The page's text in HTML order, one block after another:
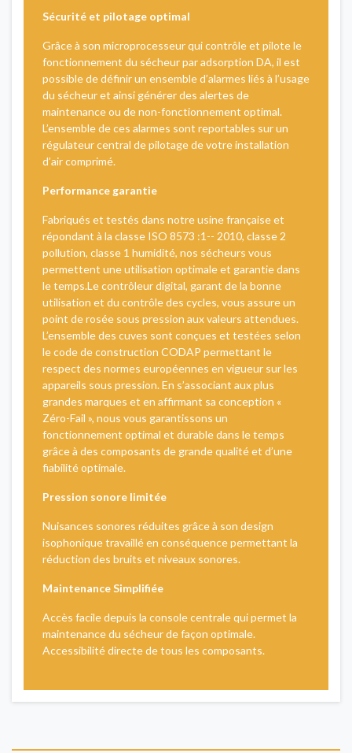
Sécurité et pilotage optimal
Grâce à son microprocesseur qui contrôle et pilote le
fonctionnement du sécheur par adsorption DA, il est
possible de définir un ensemble d’alarmes liés à l’usage
du sécheur et ainsi générer des alertes de
maintenance ou de non-fonctionnement optimal.
L’ensemble de ces alarmes sont reportables sur un
régulateur central de pilotage de votre installation
d’air comprimé.
Performance garantie
Fabriqués et testés dans notre usine française et
répondant à la classe ISO 8573 :1-- 2010, classe 2
pollution, classe 1 humidité, nos sécheurs vous
permettent une utilisation optimale et garantie dans
le temps.Le contrôleur digital, garant de la bonne
utilisation et du contrôle des cycles, vous assure un
point de rosée sous pression aux valeurs attendues.
L’ensemble des cuves sont conçues et testées selon
le code de construction CODAP permettant le
respect des normes européennes en vigueur sur les
appareils sous pression. En s’associant aux plus
grandes marques et en affirmant sa conception «
Zéro-Fail », nous vous garantissons un
fonctionnement optimal et durable dans le temps
grâce à des composants de grande qualité et d’une
fiabilité optimale.
Pression sonore limitée
Nuisances sonores réduites grâce à son design
isophonique travaillé en conséquence permettant la
réduction des bruits et niveaux sonores.
Maintenance Simplifiée
Accès facile depuis la console centrale qui permet la
maintenance du sécheur de façon optimale.
Accessibilité directe de tous les composants.